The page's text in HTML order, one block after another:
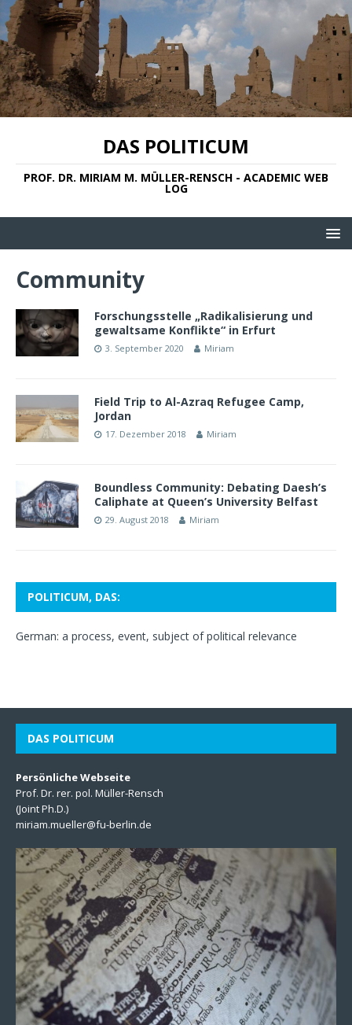
DAS POLITICUM
PROF. DR. MIRIAM M. MÜLLER-RENSCH - ACADEMIC WEB
LOG
Community
Forschungsstelle „Radikalisierung und
gewaltsame Konflikte“ in Erfurt
3. September 2020 Miriam
Field Trip to Al-Azraq Refugee Camp,
Jordan
17. Dezember 2018 Miriam
Boundless Community: Debating Daesh’s
Caliphate at Queen’s University Belfast
29. August 2018 Miriam
POLITICUM, DAS:
German: a process, event, subject of political relevance
DAS POLITICUM
Persönliche Webseite
Prof. Dr. rer. pol. Müller-Rensch
(Joint Ph.D.)
miriam.mueller@fu-berlin.de